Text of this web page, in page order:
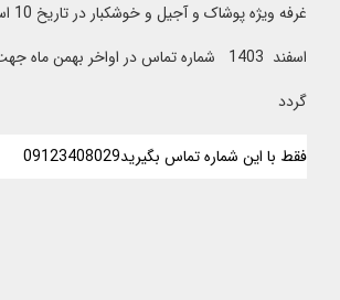
اسفند 1403 شماره تماس در اواخر بهمن
گردد
فقط با این شماره تماس بگیرید09123408029